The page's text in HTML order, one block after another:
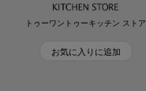
トゥーワントゥーキッチン ストア
お気に入りに追加